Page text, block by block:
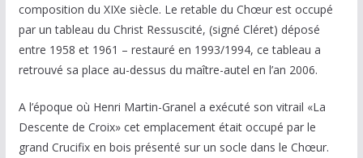
composition du XIXe siècle. Le retable du Chœur est occupé
par un tableau du Christ Ressuscité, (signé Cléret) déposé
entre 1958 et 1961 – restauré en 1993/1994, ce tableau a
retrouvé sa place au-dessus du maître-autel en l’an 2006.
A l’époque où Henri Martin-Granel a exécuté son vitrail «La
Descente de Croix» cet emplacement était occupé par le
grand Crucifix en bois présenté sur un socle dans le Chœur.